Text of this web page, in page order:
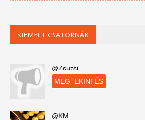
KIEMELT CSATORNÁK
@Zsuzsi
MEGTEKINTÉS
@KM